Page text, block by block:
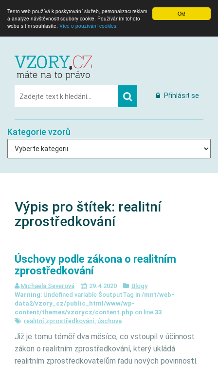
Ok!
Tento web používá k poskytování služeb, personalizaci reklam
a analýze návštěvnosti soubory cookie. Používáním tohoto
webu s tím souhlasíte. Více o používání cookies.
Přihlásit se
Kategorie vzorů
Výpis pro štítek: realitní
zprostředkování
Úschovy podle zákona o realitním
zprostředkování
Michaela Severová 29.4.2020
Blogy
Warning: Undefined variable $outputTag in /mnt/web-
data2/vzory_cz/public_html/www/wp-
content/themes/vzorycz/content.php on line 33
realitní zprostředkování, úschova
Již je tomu téměř dva měsíce, co vstoupil v účinnost
zákon o realitním zprostředkování, který ukládá
realitním zprostředkovatelům řadu nových povinností.